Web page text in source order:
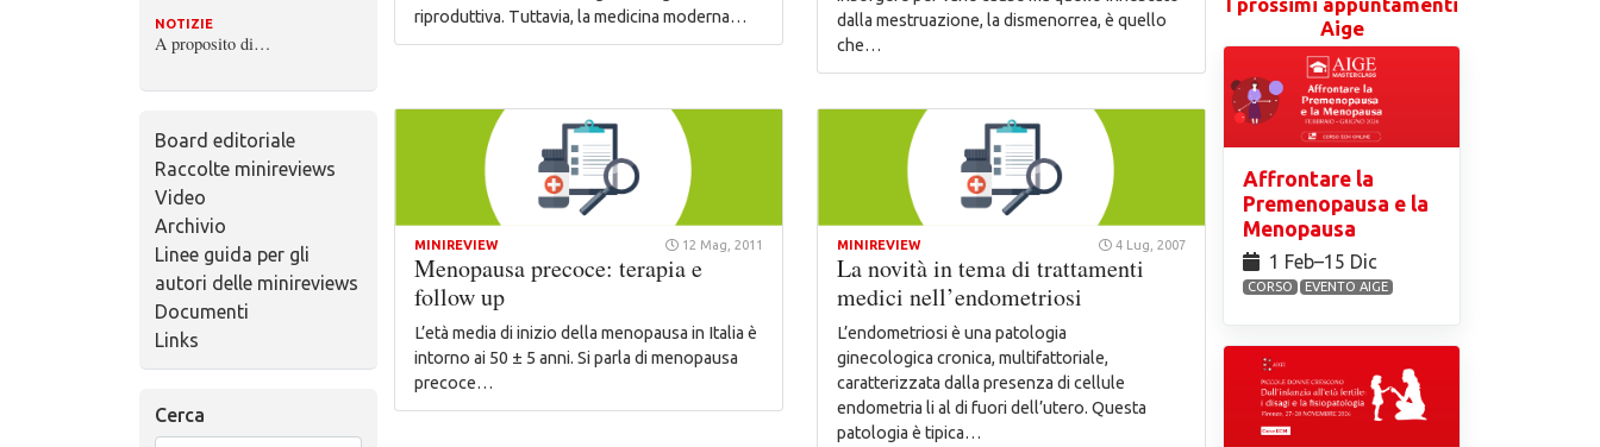
NOTIZIE
A proposito di…
Board editoriale
Raccolte minireviews
Video
Archivio
Linee guida per gli
autori delle minireviews
Documenti
Links
Cerca
riproduttiva. Tuttavia, la medicina moderna…
dalla mestruazione, la dismenorrea, è quello
che…
MINIREVIEW 12 Mag, 2011
Menopausa precoce: terapia e
follow up
L’età media di inizio della menopausa in Italia è
intorno ai 50 ± 5 anni. Si parla di menopausa
precoce…
MINIREVIEW 4 Lug, 2007
La novità in tema di trattamenti
medici nell’endometriosi
L’endometriosi è una patologia
ginecologica cronica, multifattoriale,
caratterizzata dalla presenza di cellule
endometria li al di fuori dell’utero. Questa
patologia è tipica…
Aige
Affrontare la
Premenopausa e la
Menopausa
1 Feb⁠–15 Dic
CORSO EVENTO AIGE